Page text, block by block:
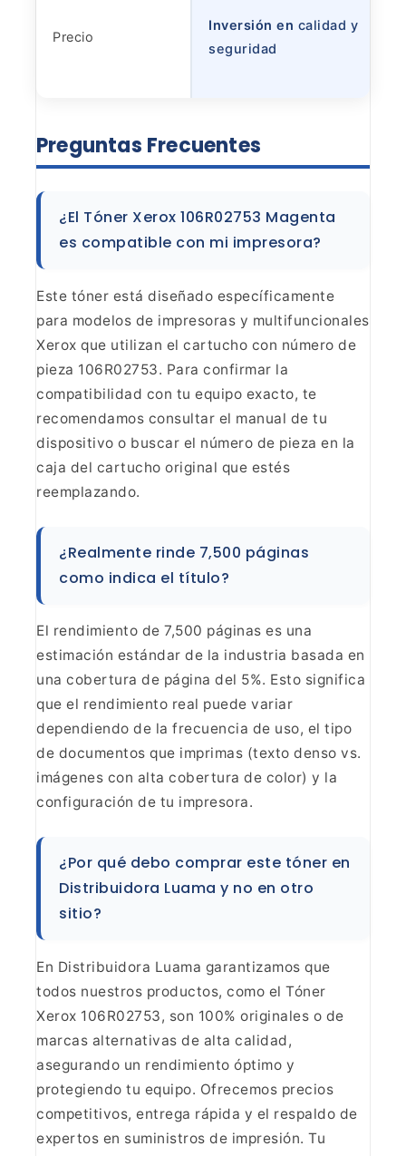
Precio
Inversión en calidad y
seguridad
Preguntas Frecuentes
¿El Tóner Xerox 106R02753 Magenta
es compatible con mi impresora?
Este tóner está diseñado específicamente
para modelos de impresoras y multifuncionales
Xerox que utilizan el cartucho con número de
pieza 106R02753. Para confirmar la
compatibilidad con tu equipo exacto, te
recomendamos consultar el manual de tu
dispositivo o buscar el número de pieza en la
caja del cartucho original que estés
reemplazando.
¿Realmente rinde 7,500 páginas
como indica el título?
El rendimiento de 7,500 páginas es una
estimación estándar de la industria basada en
una cobertura de página del 5%. Esto significa
que el rendimiento real puede variar
dependiendo de la frecuencia de uso, el tipo
de documentos que imprimas (texto denso vs.
imágenes con alta cobertura de color) y la
configuración de tu impresora.
¿Por qué debo comprar este tóner en
Distribuidora Luama y no en otro
sitio?
En Distribuidora Luama garantizamos que
todos nuestros productos, como el Tóner
Xerox 106R02753, son 100% originales o de
marcas alternativas de alta calidad,
asegurando un rendimiento óptimo y
protegiendo tu equipo. Ofrecemos precios
competitivos, entrega rápida y el respaldo de
expertos en suministros de impresión. Tu